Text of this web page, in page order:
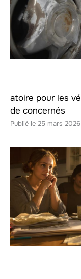
atoire pour les
de concernés
25 mars 2026